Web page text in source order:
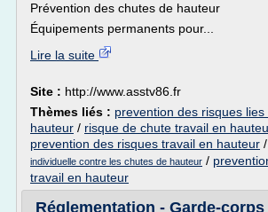
Prévention des chutes de hauteur
Équipements permanents pour...
Lire la suite
Site : http://www.asstv86.fr
Thèmes liés : prevention des risques
hauteur / risque de chute travail en
prevention des risques travail en hauteur /
individuelle contre les chutes de hauteur /
travail en hauteur
Réglementation - Garde-